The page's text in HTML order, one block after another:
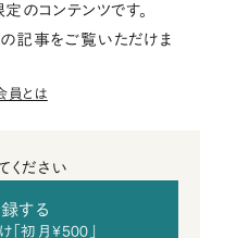
のコンテンツです。
の記事をご覧いただけま
員とは
ください
する
初月¥500」